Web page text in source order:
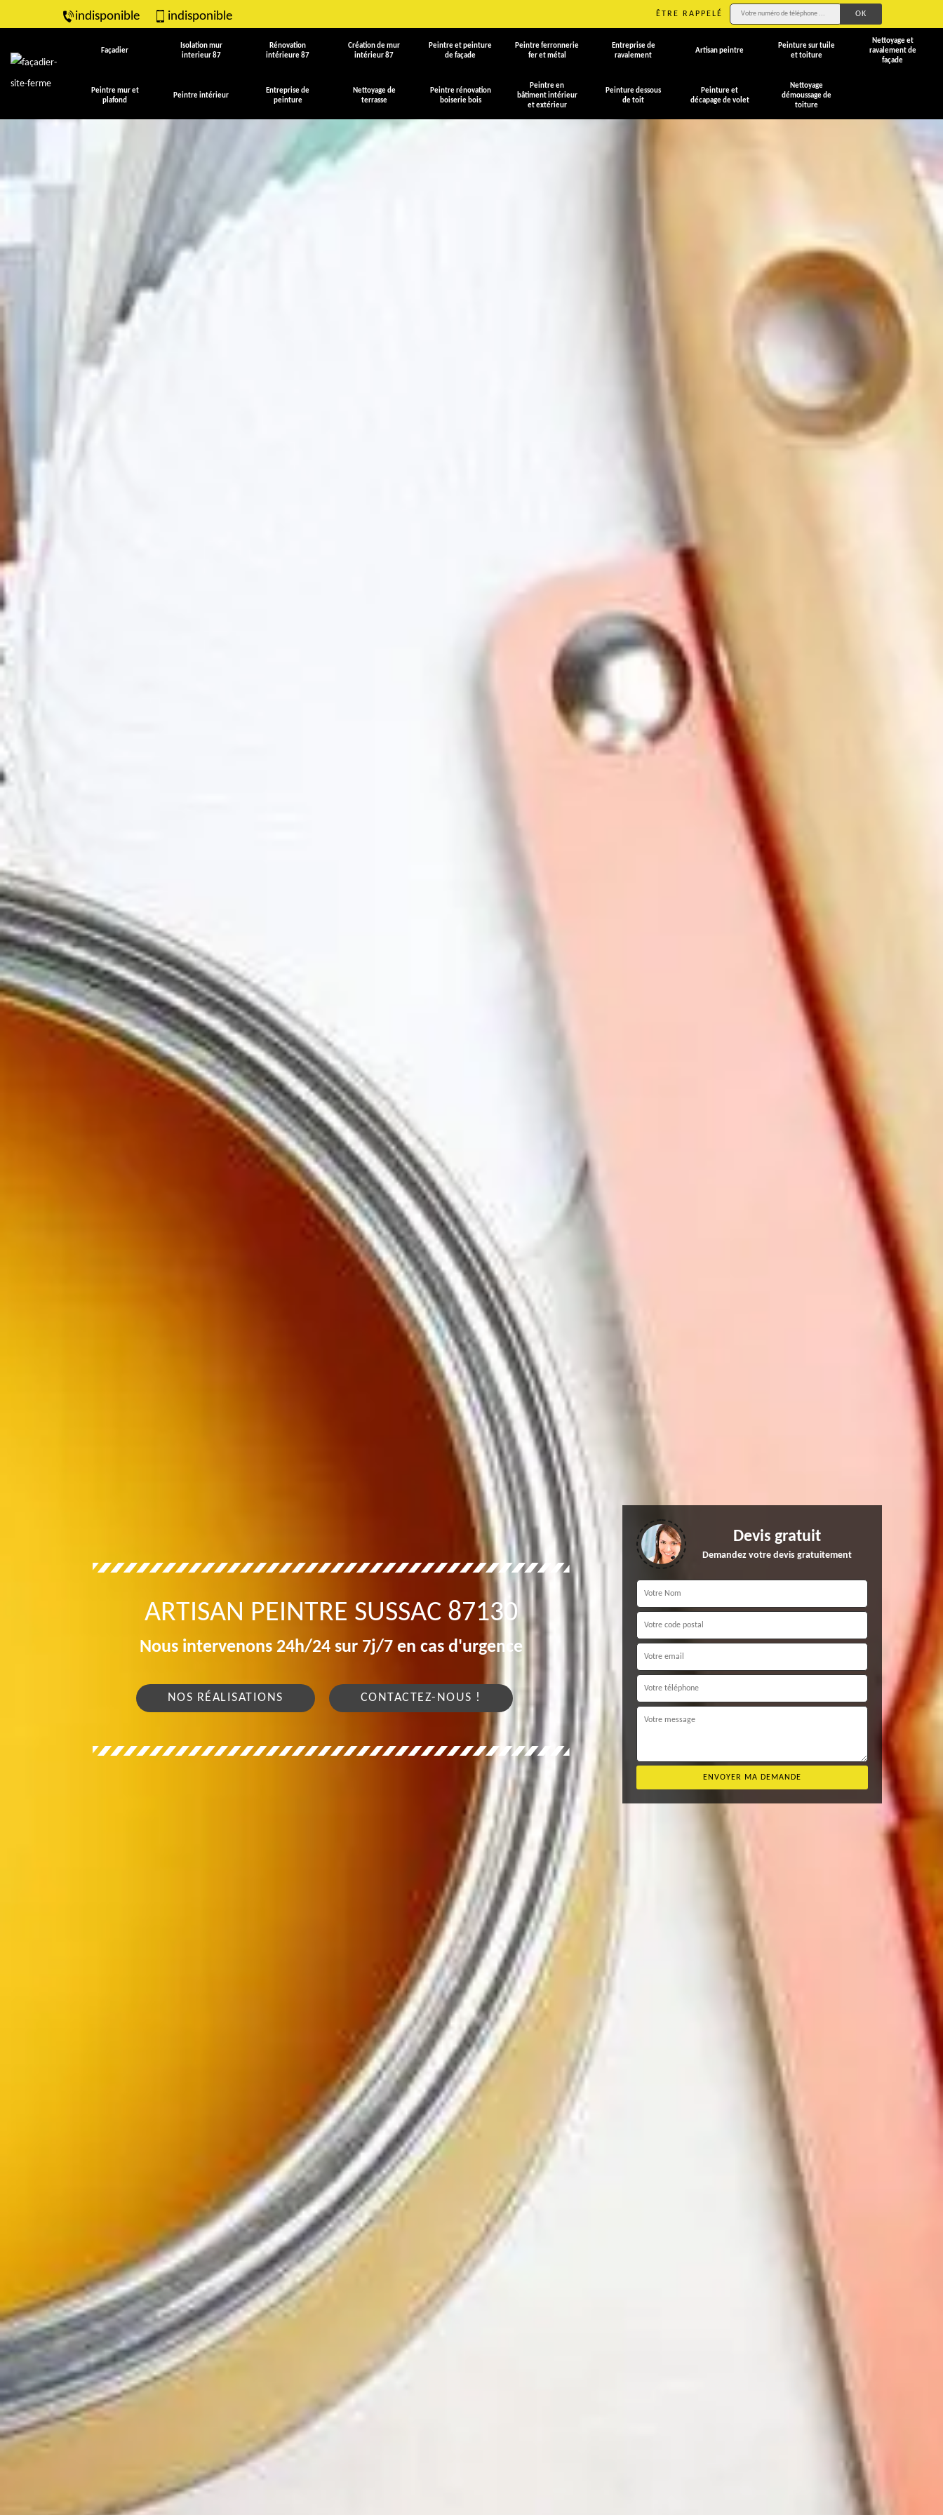
indisponible indisponible ÊTRE RAPPELÉ
Façadier
Isolation mur
interieur 87
Rénovation
intérieure 87
Création de mur
intérieur 87
Peintre et peinture
de façade
Peintre ferronnerie
fer et métal
Entreprise de
ravalement
Artisan peintre
Peinture sur tuile
et toiture
Nettoyage et
ravalement de
façade
Peintre mur et
plafond
Peintre intérieur
Entreprise de
peinture
Nettoyage de
terrasse
Peintre rénovation
boiserie bois
Peintre en
bâtiment intérieur
et extérieur
Peinture dessous
de toit
Peinture et
décapage de volet
Nettoyage
démoussage de
toiture
ARTISAN PEINTRE SUSSAC 87130
Nous intervenons 24h/24 sur 7j/7 en cas d'urgence
NOS RÉALISATIONS CONTACTEZ-NOUS !
Devis gratuit
Demandez votre devis gratuitement